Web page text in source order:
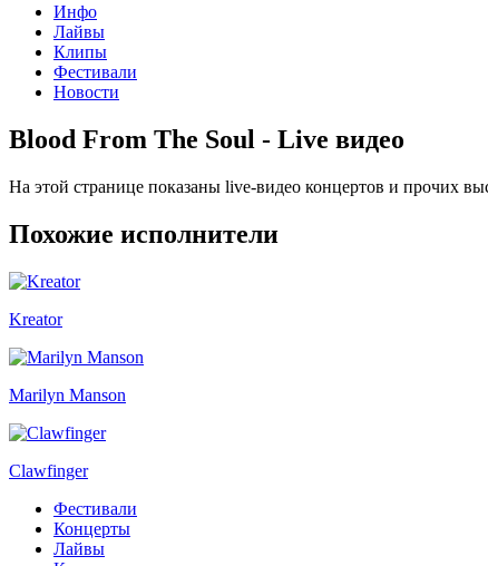
Инфо
Лайвы
Клипы
Фестивали
Новости
Blood From The Soul - Live видео
На этой странице показаны live-видео концертов и прочих
Похожие исполнители
Kreator
Marilyn Manson
Clawfinger
Фестивали
Концерты
Лайвы